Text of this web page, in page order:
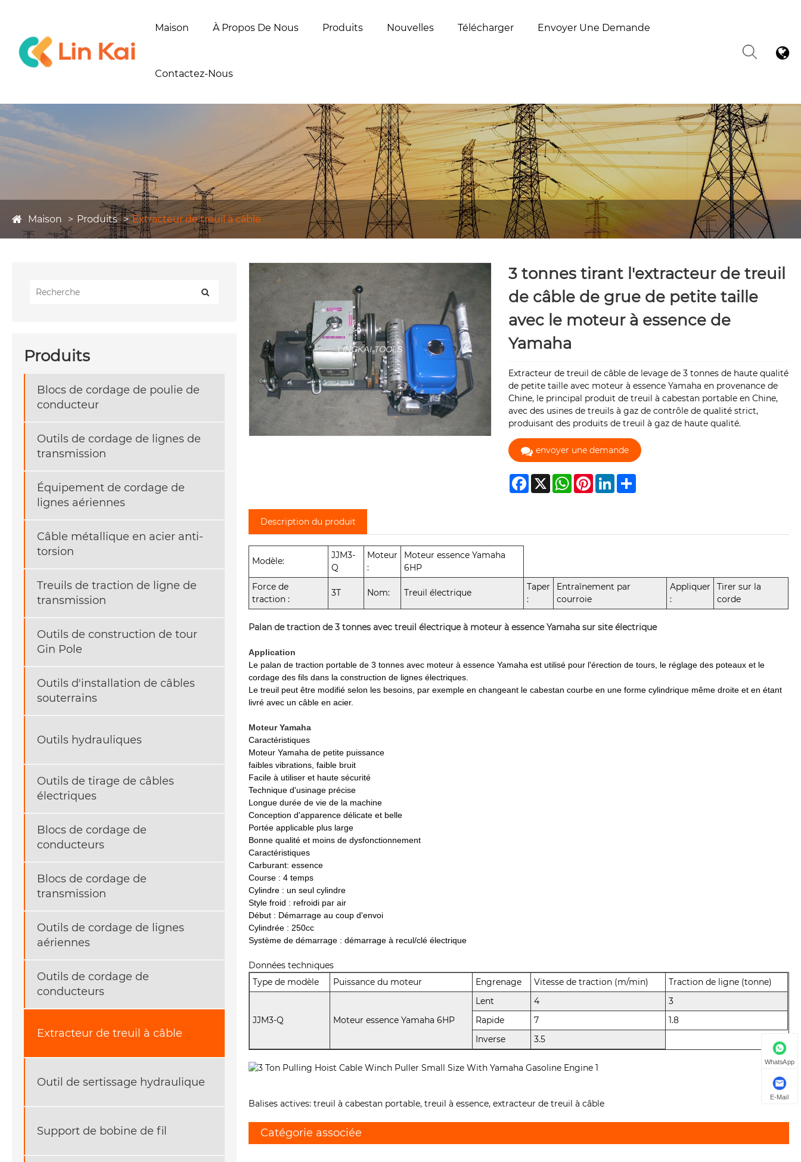
Maison À Propos De Nous Produits Nouvelles Télécharger Envoyer Une Demande
Contactez-Nous
Maison Produits Extracteur de treuil à câble
Produits
Blocs de cordage de poulie de
conducteur
Outils de cordage de lignes de
transmission
Équipement de cordage de
lignes aériennes
Câble métallique en acier anti-
torsion
Treuils de traction de ligne de
transmission
Outils de construction de tour
Gin Pole
Outils d'installation de câbles
souterrains
Outils hydrauliques
Outils de tirage de câbles
électriques
Blocs de cordage de
conducteurs
Blocs de cordage de
transmission
Outils de cordage de lignes
aériennes
Outils de cordage de
conducteurs
Extracteur de treuil à câble
Outil de sertissage hydraulique
Support de bobine de fil
3 tonnes tirant l'extracteur de treuil
de câble de grue de petite taille
avec le moteur à essence de
Yamaha
Extracteur de treuil de câble de levage de 3 tonnes de haute qualité
de petite taille avec moteur à essence Yamaha en provenance de
Chine, le principal produit de treuil à cabestan portable en Chine,
avec des usines de treuils à gaz de contrôle de qualité strict,
produisant des produits de treuil à gaz de haute qualité.
envoyer une demande
Facebook
X WhatsApp
PinterestLinkedInShare
Description du produit
Modèle:
JJM3-
Q
Moteur
:
Moteur essence Yamaha
6HP
Force de
traction :
3T Nom: Treuil électrique
Taper
:
Entraînement par
courroie
Appliquer
:
Tirer sur la
corde
Palan de traction de 3 tonnes avec treuil électrique à moteur à essence Yamaha sur site électrique
Application
Le palan de traction portable de 3 tonnes avec moteur à essence Yamaha est utilisé pour l'érection de tours, le réglage des poteaux et le
cordage des fils dans la construction de lignes électriques.
Le treuil peut être modifié selon les besoins, par exemple en changeant le cabestan courbe en une forme cylindrique même droite et en étant
livré avec un câble en acier.
Moteur Yamaha
Caractéristiques
Moteur Yamaha de petite puissance
faibles vibrations, faible bruit
Facile à utiliser et haute sécurité
Technique d'usinage précise
Longue durée de vie de la machine
Conception d'apparence délicate et belle
Portée applicable plus large
Bonne qualité et moins de dysfonctionnement
Caractéristiques
Carburant: essence
Course : 4 temps
Cylindre : un seul cylindre
Style froid : refroidi par air
Début : Démarrage au coup d'envoi
Cylindrée : 250cc
Système de démarrage : démarrage à recul/clé électrique
Données techniques
Type de modèle
Puissance du moteur Engrenage Vitesse de traction (m/min) Traction de ligne (tonne)
JJM3-Q Moteur essence Yamaha 6HP
Lent 4
3
Rapide
7
1.8
Inverse
3.5
Balises actives: treuil à cabestan portable, treuil à essence, extracteur de treuil à câble
Catégorie associée
WhatsApp
E-Mail